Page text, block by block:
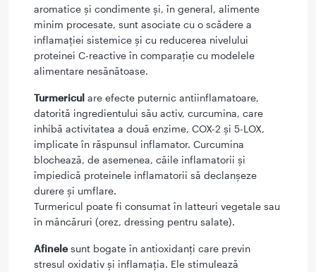
aromatice și condimente și, în general, alimente
minim procesate, sunt asociate cu o scădere a
inflamației sistemice și cu reducerea nivelului
proteinei C-reactive în comparație cu modelele
alimentare nesănătoase.
Turmericul are efecte puternic antiinflamatoare,
datorită ingredientului său activ, curcumina, care
inhibă activitatea a două enzime, COX-2 și 5-LOX,
implicate în răspunsul inflamator. Curcumina
blochează, de asemenea, căile inflamatorii și
împiedică proteinele inflamatorii să declanșeze
durere și umflare.
Turmericul poate fi consumat în latteuri vegetale sau
în mâncăruri (orez, dressing pentru salate).
Afinelesunt bogate în antioxidanți care previn
stresul oxidativ și inflamația. Ele stimulează